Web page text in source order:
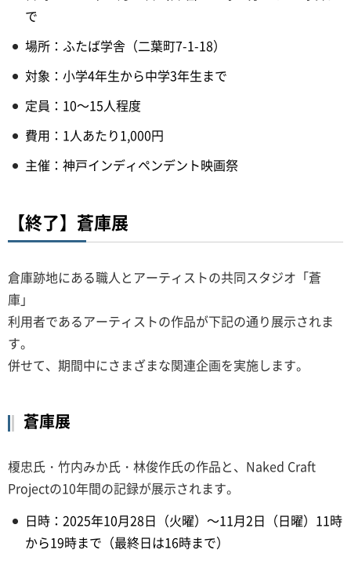
で
場所：ふたば学舎（二葉町7-1-18）
対象：小学4年生から中学3年生まで
定員：10～15人程度
費用：1人あたり1,000円
主催：神戸インディペンデント映画祭
【終了】蒼庫展
倉庫跡地にある職人とアーティストの共同スタジオ「蒼
庫」
利用者であるアーティストの作品が下記の通り展示されま
す。
併せて、期間中にさまざまな関連企画を実施します。
蒼庫展
榎忠氏・竹内みか氏・林俊作氏の作品と、Naked Craft
Projectの10年間の記録が展示されます。
日時：2025年10月28日（火曜）～11月2日（日曜）11時
から19時まで（最終日は16時まで）